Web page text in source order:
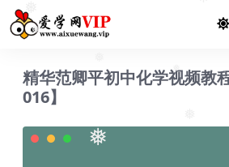
❅
❅ ❅
精华范卿平初中化学视频教
016】